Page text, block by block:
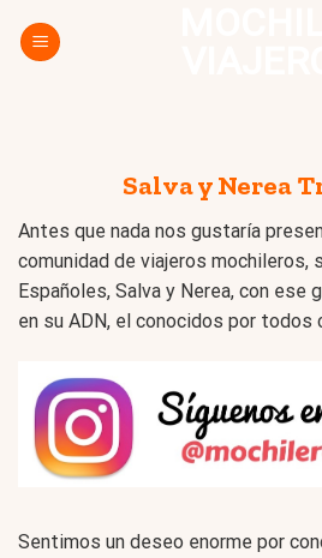
Salva y Nerea
Antes que nada nos gustaría
comunidad de viajeros mochileros,
Españoles, Salva y Nerea, con ese
en su ADN, el conocidos por todos
Sentimos un deseo enorme por